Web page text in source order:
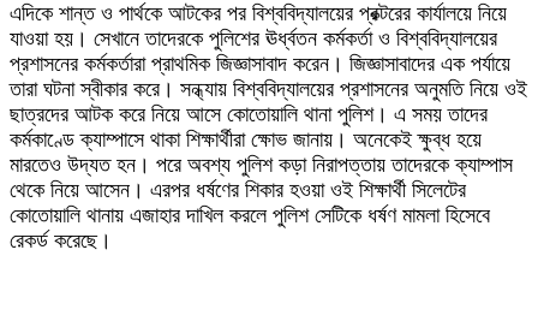
‎এদিকে শান্ত ও পার্থকে আটকের পর বিশ্ববিদ্যালয়ের প্রক্টরের কার্যালয়ে নিয়ে
যাওয়া হয়। সেখানে তাদেরকে পুলিশের ঊর্ধ্বতন কর্মকর্তা ও বিশ্ববিদ্যালয়ের
প্রশাসনের কর্মকর্তারা প্রাথমিক জিজ্ঞাসাবাদ করেন। জিজ্ঞাসাবাদের এক পর্যায়ে
তারা ঘটনা স্বীকার করে। সন্ধ্যায় বিশ্ববিদ্যালয়ের প্রশাসনের অনুমতি নিয়ে ওই
ছাত্রদের আটক করে নিয়ে আসে কোতোয়ালি থানা পুলিশ। এ সময় তাদের
কর্মকাণ্ডে ক্যাম্পাসে থাকা শিক্ষার্থীরা ক্ষোভ জানায়। অনেকেই ক্ষুব্ধ হয়ে
মারতেও উদ্যত হন। পরে অবশ্য পুলিশ কড়া নিরাপত্তায় তাদেরকে ক্যাম্পাস
থেকে নিয়ে আসেন। এরপর ধর্ষণের শিকার হওয়া ওই শিক্ষার্থী সিলেটের
কোতোয়ালি থানায় এজাহার দাখিল করলে পুলিশ সেটিকে ধর্ষণ মামলা হিসেবে
রেকর্ড করেছে।